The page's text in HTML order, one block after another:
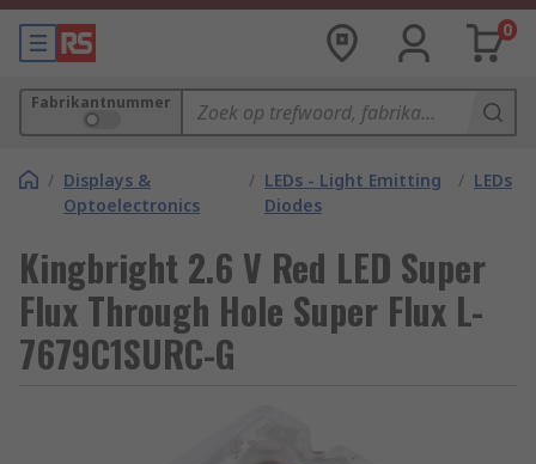
0
Fabrikantnummer
/ Displays &
Optoelectronics
/ LEDs - Light Emitting
Diodes
/ LEDs
Kingbright 2.6 V Red LED Super
Flux Through Hole Super Flux L-
7679C1SURC-G